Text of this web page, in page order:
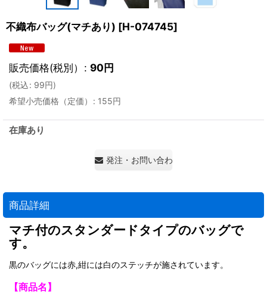
不織布バッグ(マチあり) [H-074745]
販売価格(税別） : 90円
(税込: 99円)
希望小売価格（定価）
: 155円
在庫あり
発注・お問い合わせ・見積もり依頼
商品詳細
マチ付のスタンダードタイプのバッグで
す。
黒のバッグには赤,紺には白のステッチが施されています。
【商品名】